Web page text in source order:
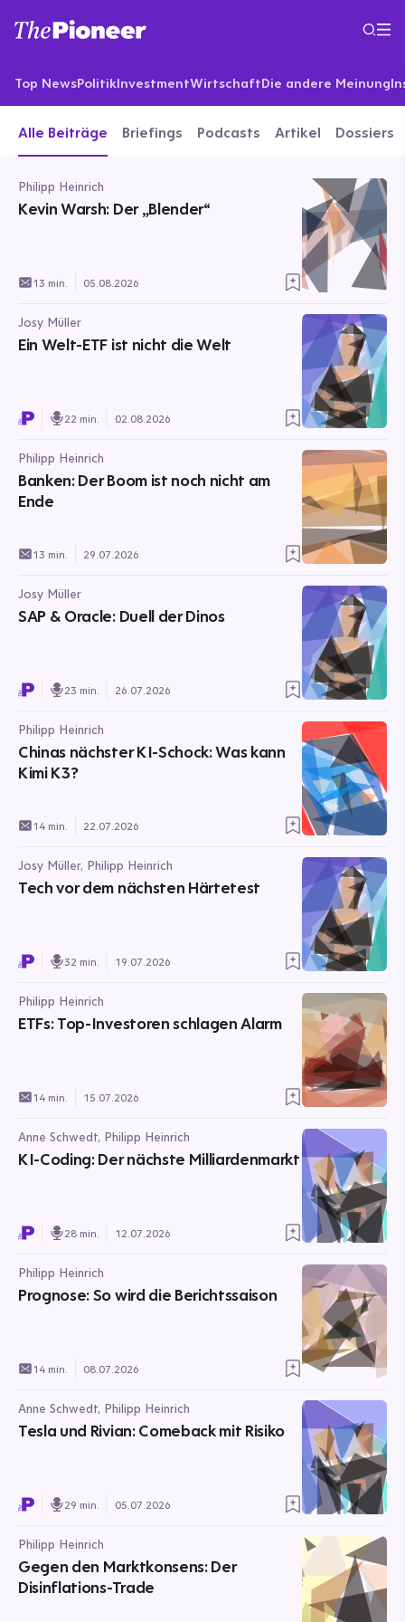
Top NewsPolitikInvestmentWirtschaftDie andere Meinung
Alle Beiträge Briefings Podcasts Artikel Dossiers
Philipp Heinrich
Kevin Warsh: Der „Blender“
13 min. 05.08.2026
Josy Müller
Ein Welt-ETF ist nicht die Welt
22 min. 02.08.2026
Philipp Heinrich
Banken: Der Boom ist noch nicht am
Ende
13 min. 29.07.2026
Josy Müller
SAP & Oracle: Duell der Dinos
23 min. 26.07.2026
Philipp Heinrich
Chinas nächster KI-Schock: Was kann
Kimi K3?
14 min. 22.07.2026
Josy Müller, Philipp Heinrich
Tech vor dem nächsten Härtetest
32 min. 19.07.2026
Philipp Heinrich
ETFs: Top-Investoren schlagen Alarm
14 min. 15.07.2026
Anne Schwedt, Philipp Heinrich
KI-Coding: Der nächste Milliardenmarkt
28 min. 12.07.2026
Philipp Heinrich
Prognose: So wird die Berichtssaison
14 min. 08.07.2026
Anne Schwedt, Philipp Heinrich
Tesla und Rivian: Comeback mit Risiko
29 min. 05.07.2026
Philipp Heinrich
Gegen den Marktkonsens: Der
Disinflations-Trade